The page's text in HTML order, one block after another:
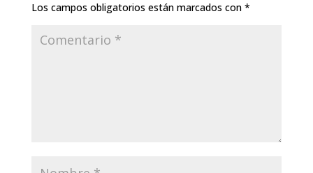
Los campos obligatorios están marcados con *